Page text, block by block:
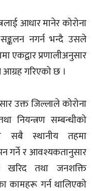
आधार मानेर कोरोना
नगर्न भन्दै उसले
एकद्वार प्रणालीअनुसार
गरिएको छ ।
उक्त जिल्लाले कोरोना
नियन्त्रण सम्बन्धीको
सबै स्थानीय तहमा
गर्ने र आवश्यकतानुसार
खरिद तथा जनशक्ति
कामहरू गर्न थालिएको